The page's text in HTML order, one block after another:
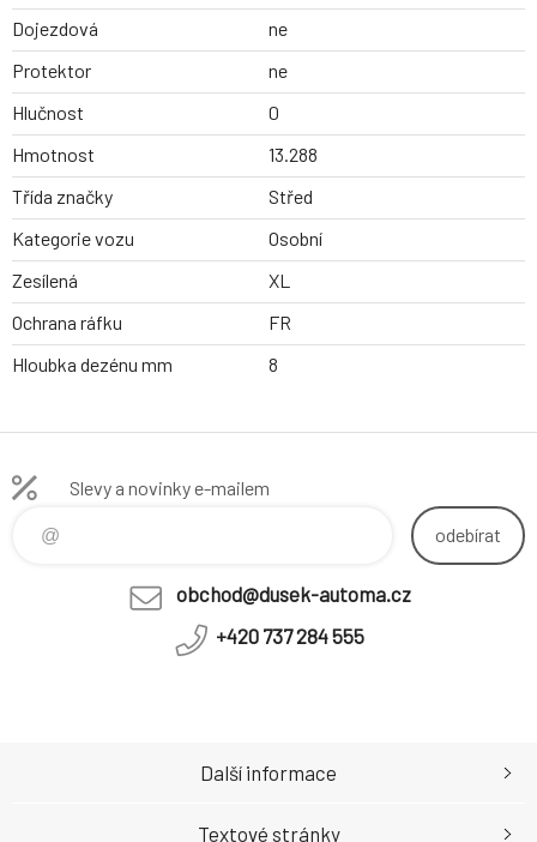
Dojezdová
ne
Protektor
ne
Hlučnost
0
Hmotnost
13.288
Třída značky
Střed
Kategorie vozu
Osobní
Zesílená
XL
Ochrana ráfku
FR
Hloubka dezénu mm
8
Slevy a novinky e-mailem
odebírat
obchod@dusek-automa.cz
+420 737 284 555
Další informace
Textové stránky